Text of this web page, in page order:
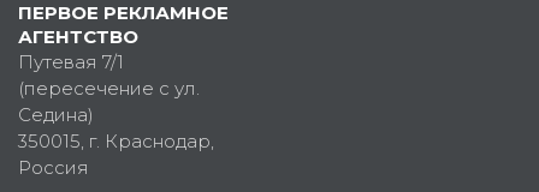
ПЕРВОЕ РЕКЛАМНОЕ
АГЕНТСТВО
Путевая 7/1
(пересечение с ул.
Седина)
350015, г. Краснодар,
Россия